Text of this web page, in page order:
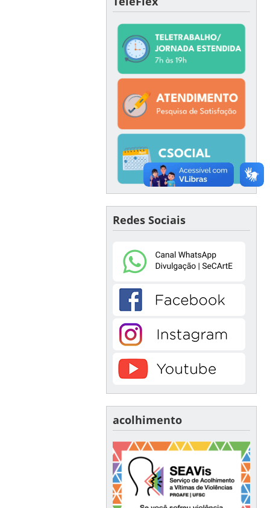
Redes Sociais
acolhimento